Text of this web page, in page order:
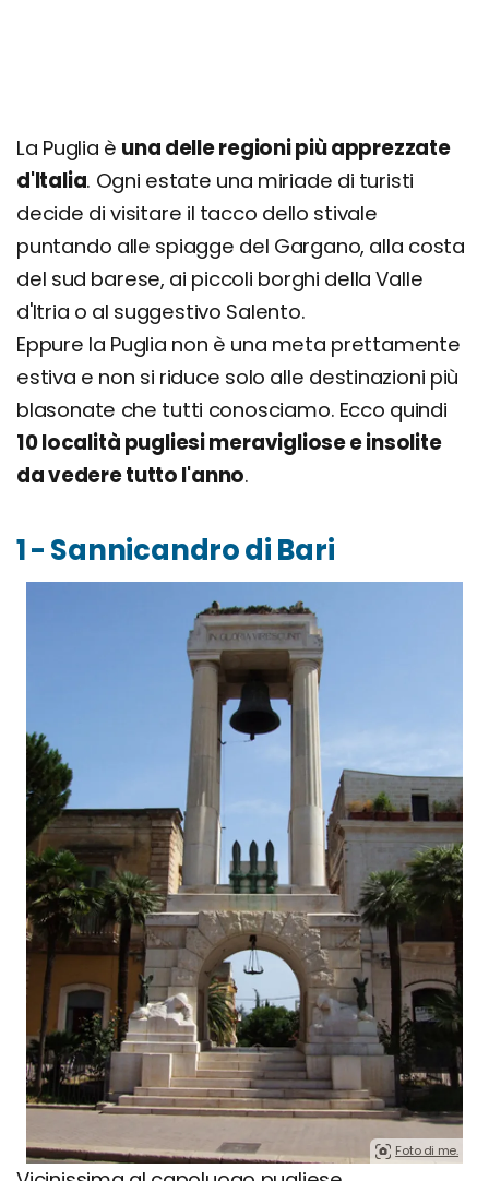
La Puglia è una delle regioni più apprezzate
d'Italia. Ogni estate una miriade di turisti
decide di visitare il tacco dello stivale
puntando alle spiagge del Gargano, alla costa
del sud barese, ai piccoli borghi della Valle
d'Itria o al suggestivo Salento.
Eppure la Puglia non è una meta prettamente
estiva e non si riduce solo alle destinazioni più
blasonate che tutti conosciamo. Ecco quindi
10 località pugliesi meravigliose e insolite
da vedere tutto l'anno.
1 - Sannicandro di Bari
Foto di me.